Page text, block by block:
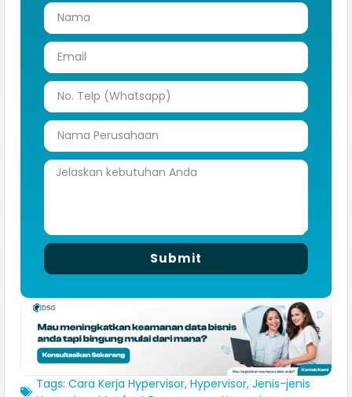
Submit
Tags: Cara Kerja Hypervisor, Hypervisor, Jenis-jenis